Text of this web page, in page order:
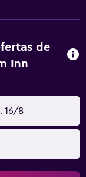
restaurante
hotel pueden
de
Inn
16/8